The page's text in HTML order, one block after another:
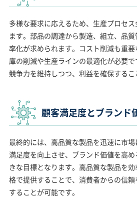
多様な要求に応えるため、生産プロセ
ます。部品の調達から製造、組立、品
率化が求められます。コスト削減も重
庫の削減や生産ラインの最適化が必要
競争力を維持しつつ、利益を確保するこ
顧客満足度とブランド
最終的には、高品質な製品を迅速に市
満足度を向上させ、ブランド価値を高
きな目標となります。高品質な製品を
格で提供することで、消費者からの信
することが可能です。